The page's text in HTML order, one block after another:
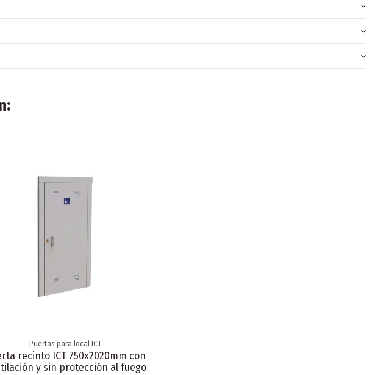
Puertas para local ICT
recinto ICT 750x2020mm con
y sin protección al fuego